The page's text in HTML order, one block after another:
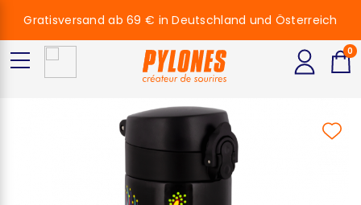
Gratisversand ab 69 € in Deutschland und Österreich
0